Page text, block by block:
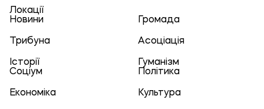
Локації
Новини
Громада
Трибуна Асоціація
Історії
Гуманізм
Соціум
Політика
Економіка Культура